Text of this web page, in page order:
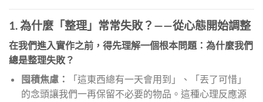
1. 為什麼「整理」常常失敗？——從心態開始調整
在我們進入實作之前，得先理解一個根本問題：為什麼我們
總是整理失敗？
囤積焦慮：
「這東西總有一天會用到」、「丟了可惜」
的念頭讓我們一再保留不必要的物品。這種心理反應源